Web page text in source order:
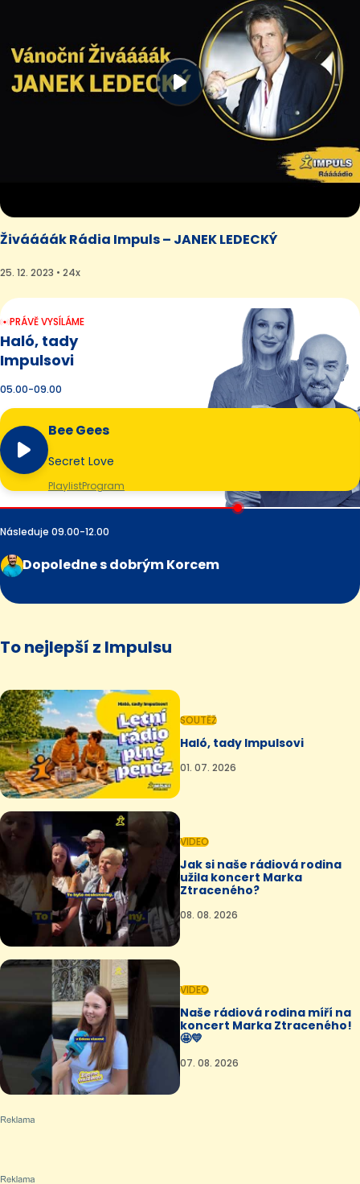
Živáááák Rádia Impuls – JANEK LEDECKÝ
25. 12. 2023 • 24x
PRÁVĚ VYSÍLÁME
Haló, tady
Impulsovi
05.00-09.00
Bee Gees
Secret Love
PlaylistProgram
Následuje 09.00-12.00
Dopoledne s dobrým Korcem
To nejlepší z Impulsu
SOUTĚŽ
Haló, tady Impulsovi
01. 07. 2026
VIDEO
Jak si naše rádiová rodina
užila koncert Marka
Ztraceného?
08. 08. 2026
VIDEO
Naše rádiová rodina míří na
koncert Marka Ztraceného!
🤩💛
07. 08. 2026